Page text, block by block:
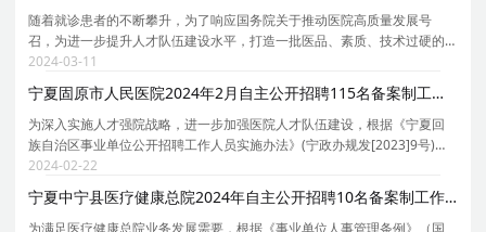
随着就诊患者的不断攀升，为了响应国务院关于推动医院高质量发展号
召，为进一步提升人才队伍建设水平，打造一批医品、素质、技术过硬的
医疗队伍，更好的保障吴忠及周边地区患者的就医质量，吴忠新区医院现
面向宁夏全区及高校招聘以下岗位： 一、招聘岗位 心
2024-03-11
宁夏固原市人民医院2024年2月自主公开招聘115名备案制工作人员公告
为深入实施人才强院战略，进一步加强医院人才队伍建设，根据《宁夏回
族自治区事业单位公开招聘工作人员实施办法》(宁政办规发[2023]9号)、
《宁夏回族自治区事业单位公开招聘工作人员面试工作实施细则(试行)》
(宁人社规[2022]4号)、《固原市人民医院2023年自
2024-02-22
宁夏中宁县医疗健康总院2024年自主公开招聘10名备案制工作人员公告
为满足医疗健康总院业务发展需要，根据《事业单位人事管理条例》（国